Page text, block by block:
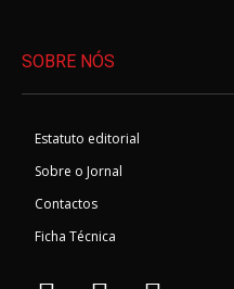
SOBRE NÓS
Estatuto editorial
Sobre o Jornal
Contactos
Ficha Técnica